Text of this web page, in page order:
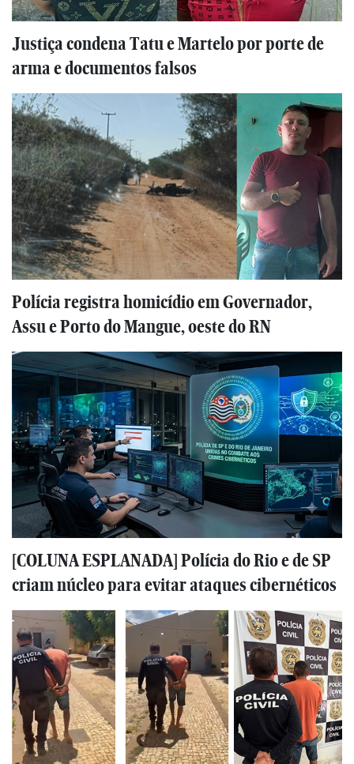
Justiça condena Tatu e Martelo por porte de
arma e documentos falsos
Polícia registra homicídio em Governador,
Assu e Porto do Mangue, oeste do RN
[COLUNA ESPLANADA] Polícia do Rio e de SP
criam núcleo para evitar ataques cibernéticos